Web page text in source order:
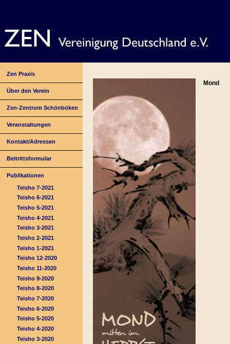
Zen Praxis
Über den Verein
Zen-Zentrum Schönböken
Veranstaltungen
Kontakt/Adressen
Beitrittsformular
Publikationen
Teisho 7-2021
Teisho 6-2021
Teisho 5-2021
Teisho 4-2021
Teisho 3-2021
Teisho 2-2021
Teisho 1-2021
Teisho 12-2020
Teisho 11-2020
Teisho 9-2020
Teisho 8-2020
Teisho 7-2020
Teisho 6-2020
Teisho 5-2020
Teisho 4-2020
Teisho 3-2020
Mond